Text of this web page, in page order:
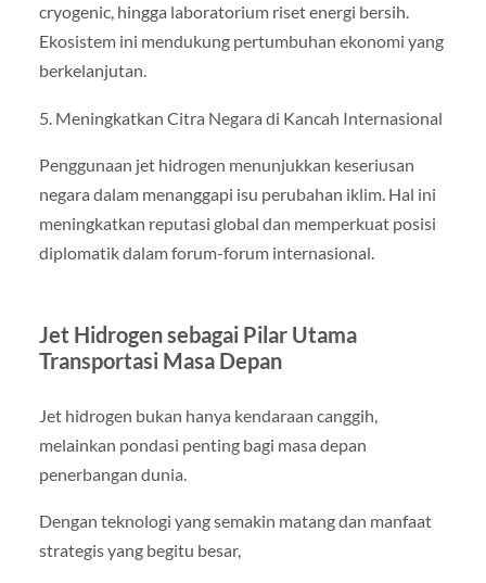
cryogenic, hingga laboratorium riset energi bersih.
Ekosistem ini mendukung pertumbuhan ekonomi yang
berkelanjutan.
5. Meningkatkan Citra Negara di Kancah Internasional
Penggunaan jet hidrogen menunjukkan keseriusan
negara dalam menanggapi isu perubahan iklim. Hal ini
meningkatkan reputasi global dan memperkuat posisi
diplomatik dalam forum-forum internasional.
Jet Hidrogen sebagai Pilar Utama
Transportasi Masa Depan
Jet hidrogen bukan hanya kendaraan canggih,
melainkan pondasi penting bagi masa depan
penerbangan dunia.
Dengan teknologi yang semakin matang dan manfaat
strategis yang begitu besar,